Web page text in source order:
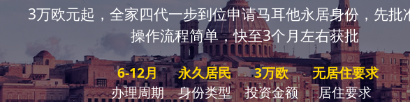
3万欧元起，全家四代一步到位申请马耳他永居身份，先批
操作流程简单，快至3个月左右获批
6-12月
办理周期
永久居民
身份类型
3万欧
投资金额
无居住要求
居住要求